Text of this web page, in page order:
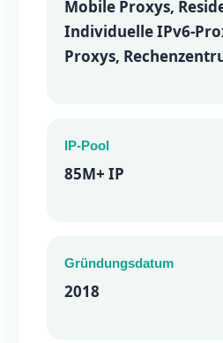
Mobile Proxys,
Individuelle IPv6-
Proxys,
IP-Pool
85M+ IP
Gründungsdatum
2018